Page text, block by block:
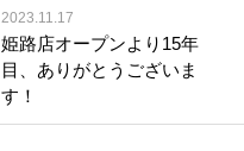
2023.11.17
姫路店オープンより15年
目、ありがとうございま
す！